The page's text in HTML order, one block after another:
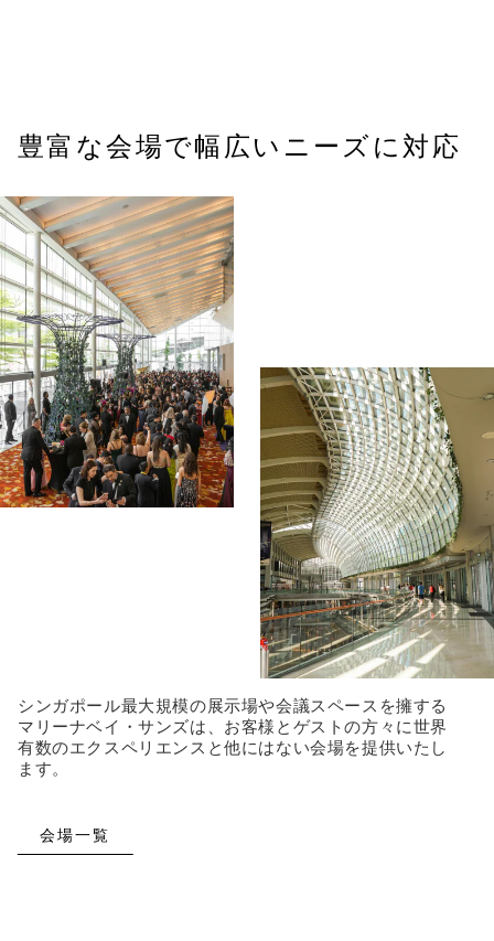
豊富な会場で幅広いニーズに対応
シンガポール最大規模の展示場や会議スペースを擁する
マリーナベイ・サンズは、お客様とゲストの方々に世界
有数のエクスペリエンスと他にはない会場を提供いたし
ます。
会場一覧